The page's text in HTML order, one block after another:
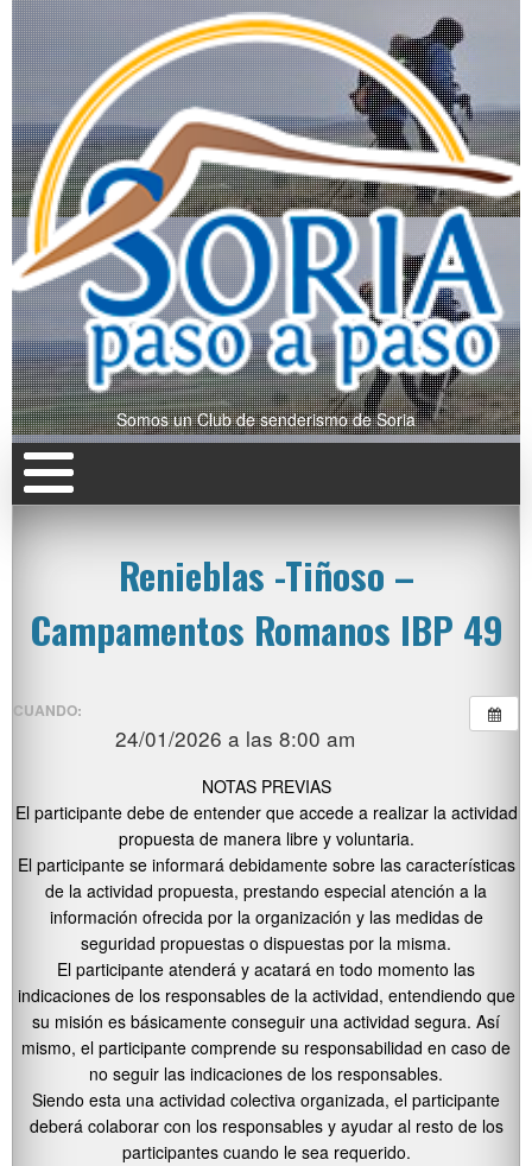
Somos un Club de senderismo de Soria
Renieblas -Tiñoso –
Campamentos Romanos IBP 49
CUANDO:
24/01/2026 a las 8:00 am
NOTAS PREVIAS
El participante debe de entender que accede a realizar la actividad
propuesta de manera libre y voluntaria.
El participante se informará debidamente sobre las características
de la actividad propuesta, prestando especial atención a la
información ofrecida por la organización y las medidas de
seguridad propuestas o dispuestas por la misma.
El participante atenderá y acatará en todo momento las
indicaciones de los responsables de la actividad, entendiendo que
su misión es básicamente conseguir una actividad segura. Así
mismo, el participante comprende su responsabilidad en caso de
no seguir las indicaciones de los responsables.
Siendo esta una actividad colectiva organizada, el participante
deberá colaborar con los responsables y ayudar al resto de los
participantes cuando le sea requerido.